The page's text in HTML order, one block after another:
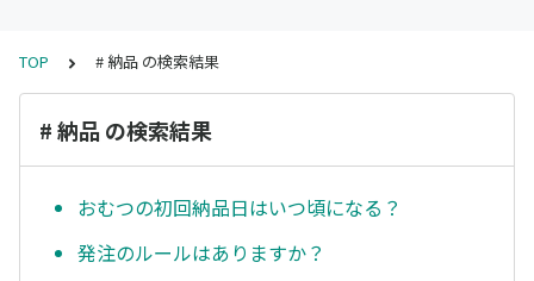
TOP # 納品 の検索結果
# 納品 の検索結果
おむつの初回納品日はいつ頃になる？
発注のルールはありますか？